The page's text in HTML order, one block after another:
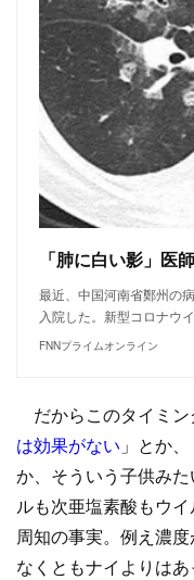
最近、中国河南省鄭州の
入院した。新型コロナウ
FNNプライムオンライン
だからこのタイミン
は効果がない 」とか
か、そういう子供み
ルも次亜塩素酸もウ
周知の事実。例え濃
なくともナイよりはあ